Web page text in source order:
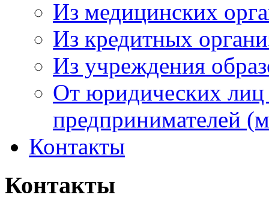
Из медицинских
Из кредитных
Из учреждения
От юридических
предпринимателей
Контакты
Контакты